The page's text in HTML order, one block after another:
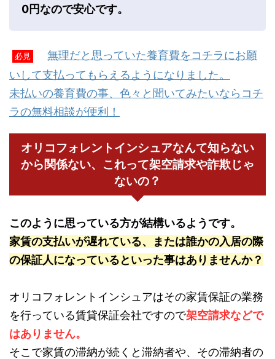
0円なので安心です。
必見
無理だと思っていた養育費をコチラにお願
いして支払ってもらえるようになりました。
未払いの養育費の事、色々と聞いてみたいならコチ
ラの無料相談が便利！
オリコフォレントインシュアなんて知らない
から関係ない、これって架空請求や詐欺じゃ
ないの？
このように思っている方が結構いるようです。
家賃の支払いが遅れている、または誰かの入居の際
の保証人になっているといった事はありませんか？
オリコフォレントインシュアはその家賃保証の業務
を行っている賃貸保証会社ですので架空請求などで
はありません。
そこで家賃の滞納が続くと滞納者や、その滞納者の